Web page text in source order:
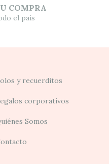
COMPRA
el país
y recuerditos
corporativos
Somos